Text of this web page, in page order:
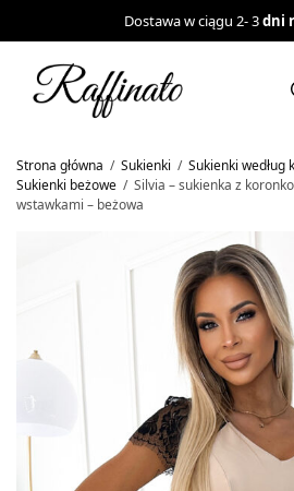
Dostawa w ciągu 2- 3dni
Strona główna / Sukienki / Sukienki według
Sukienki beżowe / Silvia – sukienka z
wstawkami – beżowa